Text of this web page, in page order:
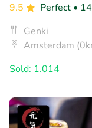
9.5
Perfect •
Genki
Amsterdam
Sold: 1.014